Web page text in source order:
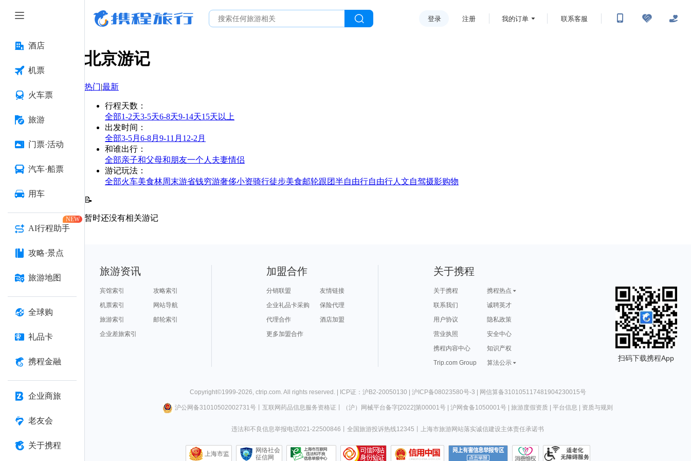
酒店
机票
火车票
旅游
门票·活动
汽车·船票
用车
AI行程助手
NEW
攻略·景点
旅游地图
全球购
礼品卡
携程金融
企业商旅
老友会
关于携程
登录 注册 我的订单 联系客服
北京游记
热门|最新
行程天数 ：
全部1-2天3-5天6-8天9-14天15天以上
出发时间 ：
全部3-5月 6-8月 9-11月 12-2月
和谁出行 ：
全部亲子和父母和朋友一个人 夫妻情侣
游记玩法 ：
全部火车美食林周末游省钱穷游奢侈小资骑行徒步美食邮轮跟团半自由行自由行人文自驾摄影购物
📝
暂时还没有相关游记
旅游资讯
宾馆索引
攻略索引
机票索引
网站导航
旅游索引
邮轮索引
企业差旅索引
加盟合作
分销联盟
友情链接
企业礼品卡采购
保险代理
代理合作
酒店加盟
更多加盟合作
关于携程
关于携程
携程热点
联系我们
诚聘英才
用户协议
隐私政策
营业执照
安全中心
携程内容中心
知识产权
Trip.com Group
算法公示
扫码下载携程App
Copyright©1999-2026, ctrip.com. All rights reserved. | ICP证：沪B2-20050130 | 沪ICP备08023580号-3 | 网信算备310105117481904230015号
沪公网备31010502002731号丨 互联网药品信息服务资格证 （沪）网械平台备字[2022]第00001号| 沪网食备1050001号| 旅游度假资质| 平台信息 资质与规则
违法和不良信息举报电话021-22500846 全国旅游投诉热线12345 上海市旅游网站落实诚信建设主体责任承诺书
上海市监
网络社会
征信网